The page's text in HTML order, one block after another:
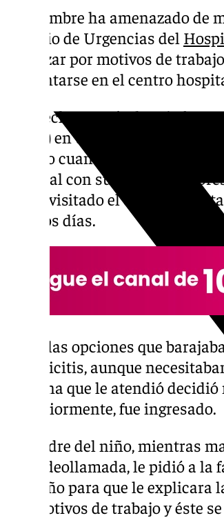
Un hombre ha amenazado
servicio de Urgencias del
rechazar por motivos de
presentarse en el centro
Los hechos, según han
(SMM) en un comunicado,
sábado cuando una mujer
hospital con su hijo porque
haber visitado el centro
últimos días.
Entre las opciones que
apendicitis, aunque
cirujana que le atendió
posteriormente, fue ingresado.
La madre del niño, mientras
por videollamada, le pidió a
pequeño para que le
por motivos de trabajo y éste